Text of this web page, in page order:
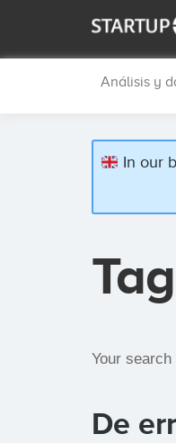
Análisis y
In our
Tag
Your search
De